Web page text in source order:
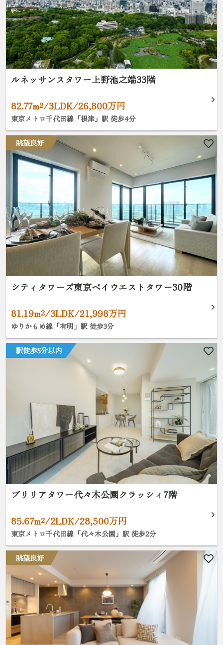
ルネッサンスタワー上野池之端33階
82.77m²/3LDK/26,800万円
東京メトロ千代田線「根津」駅 徒歩4分
眺望良好
シティタワーズ東京ベイウエストタワー30階
81.19m²/3LDK/21,998万円
ゆりかもめ線「有明」駅 徒歩3分
駅徒歩5分以内
ブリリアタワー代々木公園クラッシィ7階
85.67m²/2LDK/28,500万円
東京メトロ千代田線「代々木公園」駅 徒歩2分
眺望良好